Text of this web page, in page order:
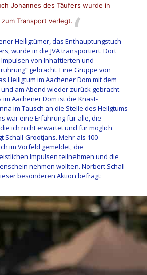
Johannes des Täufers wurde in
Transport verlegt.
Heiligtümer, das Enthauptungstuch
wurde in die JVA transportiert. Dort
von Inhaftierten und
gebracht. Eine Gruppe von
Heiligtum im Aachener Dom mit dem
am Abend wieder zurück gebracht.
Aachener Dom ist die Knast-
im Tausch an die Stelle des Heilgtums
war eine Erfahrung für alle, die
ich nicht erwartet und für möglich
Schall-Grootjans. Mehr als 100
im Vorfeld gemeldet, die
Impulsen teilnehmen und die
nehmen wollten. Norbert Schall-
besonderen Aktion befragt: